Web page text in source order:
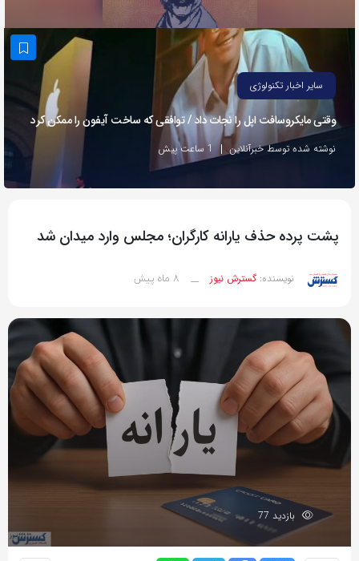
اشتراک
لینک
سایر اخبار تکنولوژی
وقتی مایکروسافت اپل را نجات داد / توافقی که ساخت آیفون را ممکن کرد
نوشته شده توسط خبرآنلاین 1 ساعت پیش
پشت پرده حذف یارانه کارگران؛ مجلس وارد میدان شد
نویسنده: گسترش نیوز __ 8 ماه پیش
بازدید 77